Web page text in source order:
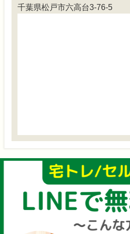
千葉県松戸市六高台3-76-5